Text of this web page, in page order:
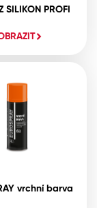
SILIKON PROFI
vrchní barva